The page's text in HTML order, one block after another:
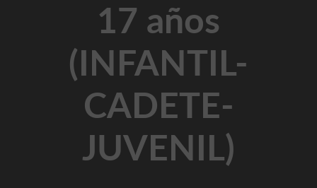
17 años
(INFANTIL-
CADETE-
JUVENIL)